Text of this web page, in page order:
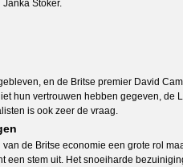
Stoker.
en de Britse premier David
hun vertrouwen hebben gegeven,
is ook zeer de vraag.
de Britse economie een grote rol
een stem uit. Het snoeiharde